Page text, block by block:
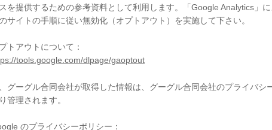
を提供するための参考資料として利用します。「Google Analytics」
サイトの手順に従い無効化（オプトアウト）を実施して下さい。
トアウトについて：
tools.google.com/dlpage/gaoptout
グーグル合同会社が取得した情報は、グーグル合同会社のプライバシ
管理されます。
のプライバシーポリシー：